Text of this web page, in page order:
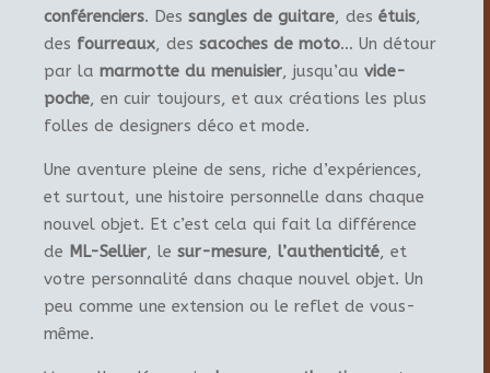
conférenciers. Des sangles de guitare, des étuis,
des fourreaux, des sacoches de moto… Un détour
par la marmotte du menuisier, jusqu’au vide-
poche, en cuir toujours, et aux créations les plus
folles de designers déco et mode.
Une aventure pleine de sens, riche d’expériences,
et surtout, une histoire personnelle dans chaque
nouvel objet. Et c’est cela qui fait la différence
de ML-Sellier, le sur-mesure, l’authenticité, et
votre personnalité dans chaque nouvel objet. Un
peu comme une extension ou le reflet de vous-
même.